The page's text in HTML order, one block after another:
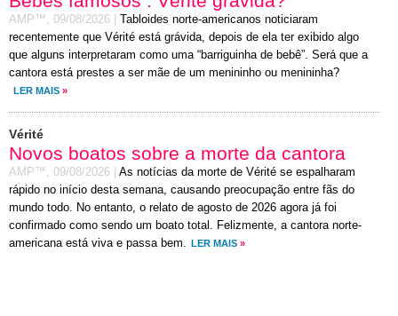
AMP™, 09/08/2026
Tabloides norte-americanos noticiaram
recentemente que Vérité está grávida, depois de ela ter exibido algo
que alguns interpretaram como uma “barriguinha de bebê”. Será que a
cantora está prestes a ser mãe de um menininho ou menininha?
LER MAIS »
Vérité
Novos boatos sobre a morte da cantora
AMP™, 09/08/2026
As notícias da morte de Vérité se espalharam
rápido no início desta semana, causando preocupação entre fãs do
mundo todo. No entanto, o relato de agosto de 2026 agora já foi
confirmado como sendo um boato total. Felizmente, a cantora norte-
americana está viva e passa bem.
LER MAIS »